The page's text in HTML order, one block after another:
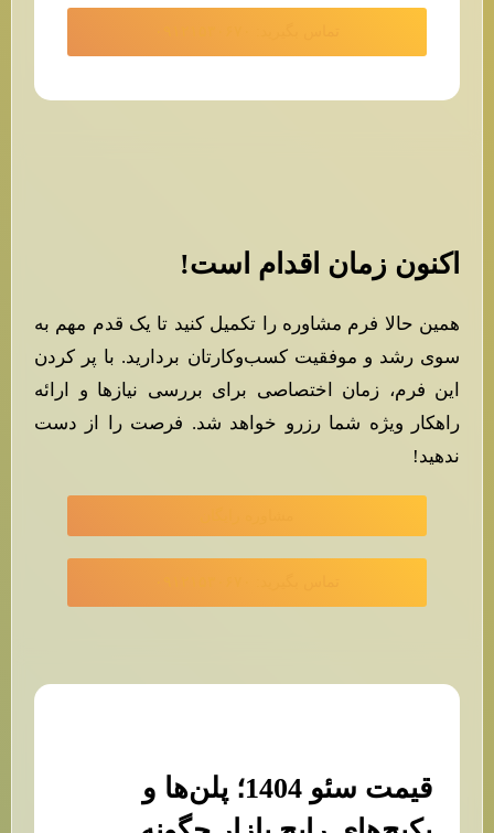
اکنون زمان اقدام است!
همین حالا فرم مشاوره را تکمیل کنید تا یک قدم مهم به
سوی رشد و موفقیت کسب‌وکارتان بردارید. با پر کردن
این فرم، زمان اختصاصی برای بررسی نیازها و ارائه
راهکار ویژه شما رزرو خواهد شد. فرصت را از دست
ندهید!
قیمت سئو 1404؛ پلن‌ها و